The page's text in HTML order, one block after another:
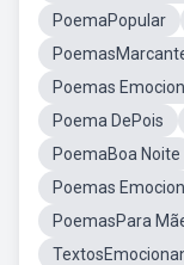
PoemaPopular
Poemas
Poema DePois
PoemaBoa Noite
Poemas
PoemasPara